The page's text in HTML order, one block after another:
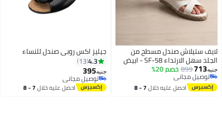
4
لايف ستيلاش صندل مسطح من
الجلد سهل الارتداء SF-58 - ابيض
جنيه713
899 خصم 20%
توصيل مجاني
توصيل مجانياحصل عليه خلال 7 - 8
4
جيليز اكس روبي صندل للنساء
4.3
13
جنيه395
توصيل مجاني
توصيل مجانياحصل عليه خلال 7 - 8